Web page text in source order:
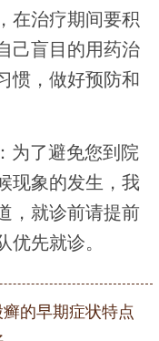
在治疗期间要积
己盲目的用药治
惯，做好预防和
为了避免您到院
现象的发生，我
，就诊前请提前
优先就诊。
癣的早期症状特点